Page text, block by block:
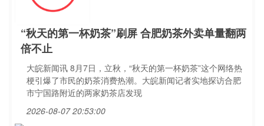
“秋天的第一杯奶茶”刷屏 合肥奶茶外卖单量翻两
倍不止
大皖新闻讯 8月7日，立秋，“秋天的第一杯奶茶”这个网络热
梗引爆了市民的奶茶消费热潮。大皖新闻记者实地探访合肥
市宁国路附近的两家奶茶店发现
2026-08-07 20:53:00